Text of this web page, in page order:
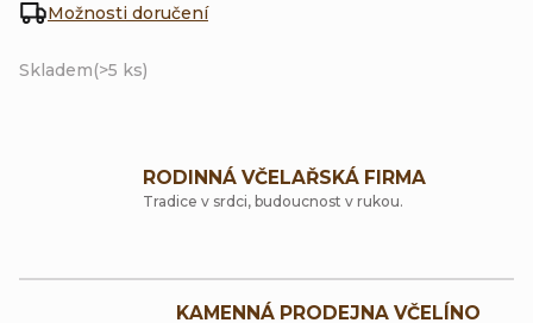
Skladem(>5 ks)
Možnosti doručení
RODINNÁ VČELAŘSKÁ FIRMA
Tradice v srdci, budoucnost v rukou.
KAMENNÁ PRODEJNA VČELÍNO